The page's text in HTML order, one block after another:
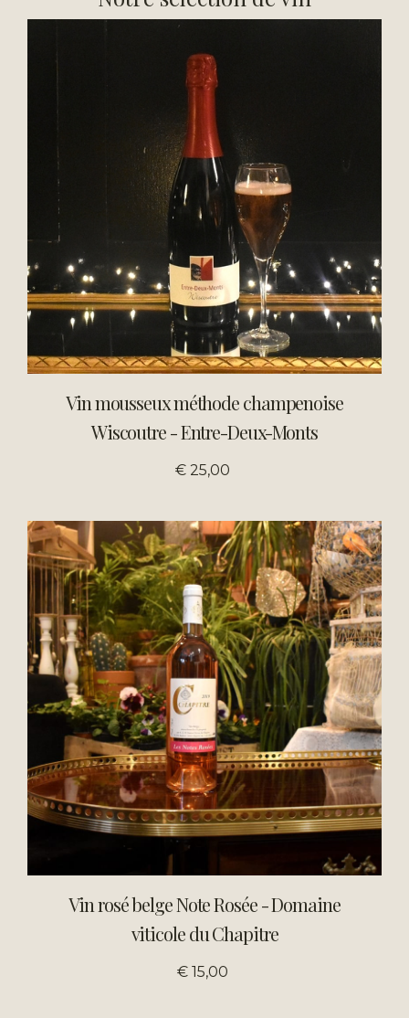
Vin mousseux méthode champenoise
Wiscoutre - Entre-Deux-Monts
€ 25,00
Vin rosé belge Note Rosée - Domaine
viticole du Chapitre
€ 15,00